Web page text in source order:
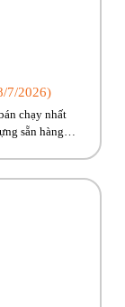
7/2026)
chạy nhất
sẵn hàng